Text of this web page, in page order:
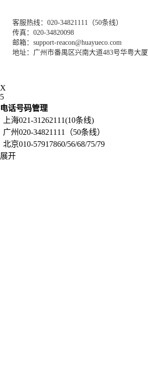
客服热线：020-34821111（50条线）
传真：020-34820098
邮箱：support-reacon@huayueco.com
地址：广州市番禺区兴南大道483号华粤大厦
X
5
电话号码管理
上海021-31262111(10条线)
广州020-34821111（50条线）
北京010-57917860/56/68/75/79
展开